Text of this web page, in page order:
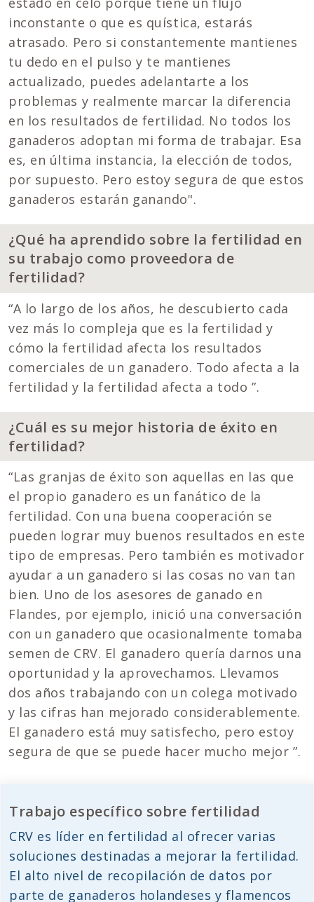
inconstante o que es quística, estarás
atrasado. Pero si constantemente mantienes
tu dedo en el pulso y te mantienes
actualizado, puedes adelantarte a los
problemas y realmente marcar la diferencia
en los resultados de fertilidad. No todos los
ganaderos adoptan mi forma de trabajar. Esa
es, en última instancia, la elección de todos,
por supuesto. Pero estoy segura de que estos
ganaderos estarán ganando".
¿Qué ha aprendido sobre la fertilidad en
su trabajo como proveedora de
fertilidad?
“A lo largo de los años, he descubierto cada
vez más lo compleja que es la fertilidad y
cómo la fertilidad afecta los resultados
comerciales de un ganadero. Todo afecta a la
fertilidad y la fertilidad afecta a todo ”.
¿Cuál es su mejor historia de éxito en
fertilidad?
“Las granjas de éxito son aquellas en las que
el propio ganadero es un fanático de la
fertilidad. Con una buena cooperación se
pueden lograr muy buenos resultados en este
tipo de empresas. Pero también es motivador
ayudar a un ganadero si las cosas no van tan
bien. Uno de los asesores de ganado en
Flandes, por ejemplo, inició una conversación
con un ganadero que ocasionalmente tomaba
semen de CRV. El ganadero quería darnos una
oportunidad y la aprovechamos. Llevamos
dos años trabajando con un colega motivado
y las cifras han mejorado considerablemente.
El ganadero está muy satisfecho, pero estoy
segura de que se puede hacer mucho mejor ”.
Trabajo específico sobre fertilidad
CRV es líder en fertilidad al ofrecer varias
soluciones destinadas a mejorar la fertilidad.
El alto nivel de recopilación de datos por
parte de ganaderos holandeses y flamencos